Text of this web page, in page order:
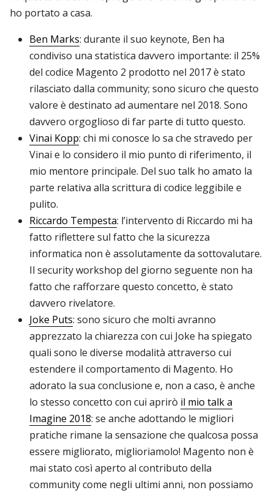
ho portato a casa.
Ben Marks: durante il suo keynote, Ben ha
condiviso una statistica davvero importante: il 25%
del codice Magento 2 prodotto nel 2017 è stato
rilasciato dalla community; sono sicuro che questo
valore è destinato ad aumentare nel 2018. Sono
davvero orgoglioso di far parte di tutto questo.
Vinai Kopp: chi mi conosce lo sa che stravedo per
Vinai e lo considero il mio punto di riferimento, il
mio mentore principale. Del suo talk ho amato la
parte relativa alla scrittura di codice leggibile e
pulito.
Riccardo Tempesta: l’intervento di Riccardo mi ha
fatto riflettere sul fatto che la sicurezza
informatica non è assolutamente da sottovalutare.
Il security workshop del giorno seguente non ha
fatto che rafforzare questo concetto, è stato
davvero rivelatore.
Joke Puts: sono sicuro che molti avranno
apprezzato la chiarezza con cui Joke ha spiegato
quali sono le diverse modalità attraverso cui
estendere il comportamento di Magento. Ho
adorato la sua conclusione e, non a caso, è anche
lo stesso concetto con cui aprirò il mio talk a
Imagine 2018: se anche adottando le migliori
pratiche rimane la sensazione che qualcosa possa
essere migliorato, miglioriamolo! Magento non è
mai stato così aperto al contributo della
community come negli ultimi anni, non possiamo